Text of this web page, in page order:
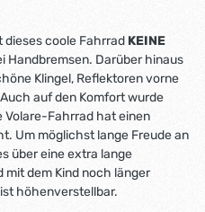
coole Fahrrad KEINE
Handbremsen. Darüber hinaus
Klingel, Reflektoren vorne
auf den Komfort wurde
Fahrrad hat einen
Um möglichst lange Freude an
über eine extra lange
dem Kind noch länger
höhenverstellbar.